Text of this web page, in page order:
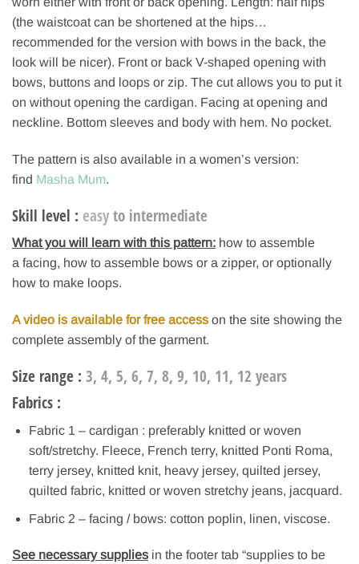
(the waistcoat can be shortened at the hips…
recommended for the version with bows in the back, the
look will be nicer). Front or back V-shaped opening with
bows, buttons and loops or zip. The cut allows you to put it
on without opening the cardigan. Facing at opening and
neckline. Bottom sleeves and body with hem. No pocket.
The pattern is also available in a women’s version:
find Masha Mum.
Skill level : easyto intermediate
What you will learn with this pattern: how to assemble
a facing, how to assemble bows or a zipper, or optionally
how to make loops.
A video is available for free access on the site showing the
complete assembly of the garment.
Size range : 3, 4, 5, 6, 7, 8, 9, 10, 11, 12 years
Fabrics :
Fabric 1 – cardigan : preferably knitted or woven
soft/stretchy. Fleece, French terry, knitted Ponti Roma,
terry jersey, knitted knit, heavy jersey, quilted jersey,
quilted fabric, knitted or woven stretchy jeans, jacquard.
Fabric 2 – facing / bows: cotton poplin, linen, viscose.
See necessary supplies in the footer tab “supplies to be